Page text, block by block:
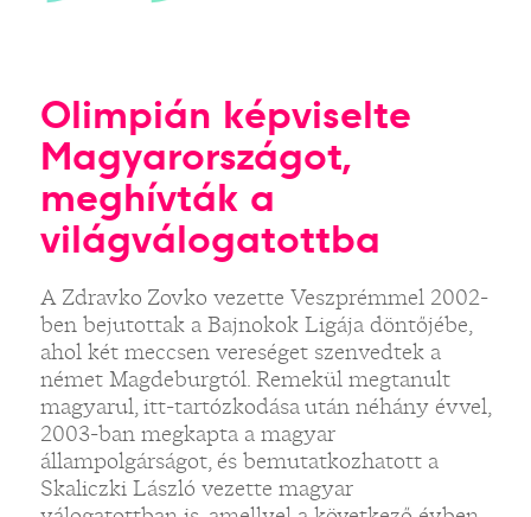
Olimpián képviselte
Magyarországot,
meghívták a
világválogatottba
A Zdravko Zovko vezette Veszprémmel 2002-
ben bejutottak a Bajnokok Ligája döntőjébe,
ahol két meccsen vereséget szenvedtek a
német Magdeburgtól. Remekül megtanult
magyarul, itt-tartózkodása után néhány évvel,
2003-ban megkapta a magyar
állampolgárságot, és bemutatkozhatott a
Skaliczki László vezette magyar